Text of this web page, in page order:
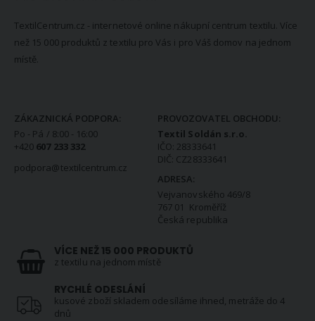
TextilCentrum.cz - internetové online nákupní centrum textilu. Více
než 15 000 produktů z textilu pro Vás i pro Váš domov na jednom
místě.
ZÁKAZNICKÁ PODPORA:
Po - Pá / 8:00 - 16:00
+420 607 233 332
podpora@textilcentrum.cz
PROVOZOVATEL OBCHODU:
Textil Soldán s.r.o.
IČO: 28333641
DIČ: CZ28333641
ADRESA:
Vejvanovského 469/8
767 01 Kroměříž
Česká republika
VÍCE NEŽ 15 000 PRODUKTŮ
z textilu na jednom místě
RYCHLÉ ODESLÁNÍ
kusové zboží skladem odesíláme ihned, metráže do 4
dnů